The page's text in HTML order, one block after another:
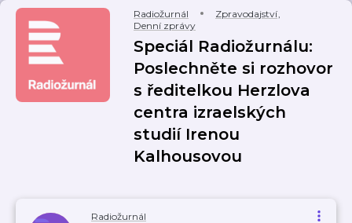
Radiožurnál Zpravodajství,
Denní zprávy
Speciál Radiožurnálu:
Poslechněte si rozhovor
s ředitelkou Herzlova
centra izraelských
studií Irenou
Kalhousovou
Radiožurnál